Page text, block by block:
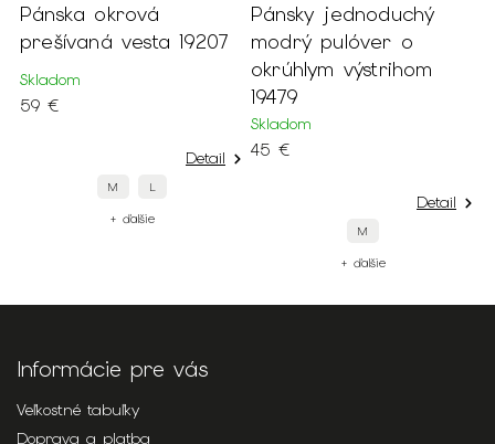
Pánsky jednoduchý
modrý pulóver o
okrúhlym výstrihom
Pánske biele tričko
dlhým rukávom
Skladom
Informácie pre vás
Veľkostné tabuľky
Doprava a platba